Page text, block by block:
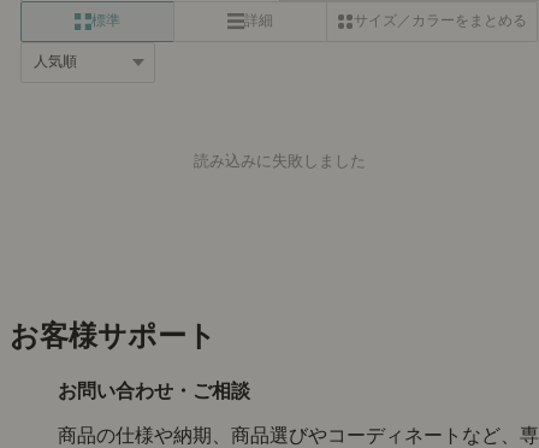
標準 詳細 サイズ／カラーをまとめる
読み込みに失敗しました
お客様サポート
お問い合わせ・ご相談
商品の仕様や納期、商品選びやコーディネートなど、専